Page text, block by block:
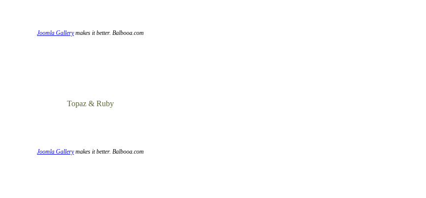
Joomla Gallerymakes it better. Balbooa.com
Topaz & Ruby
Joomla Gallerymakes it better. Balbooa.com